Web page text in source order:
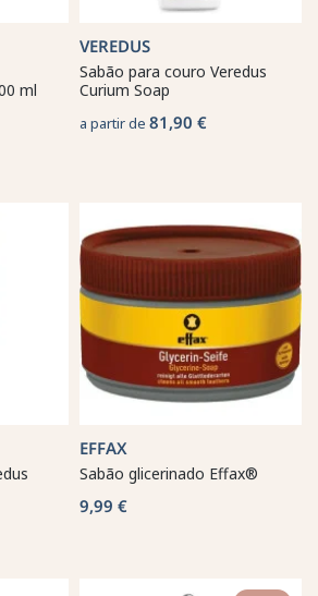
ml
VEREDUS
Sabão para couro Veredus
Curium Soap
a partir de 81,90 €
EFFAX
Sabão glicerinado Effax®
9,99 €